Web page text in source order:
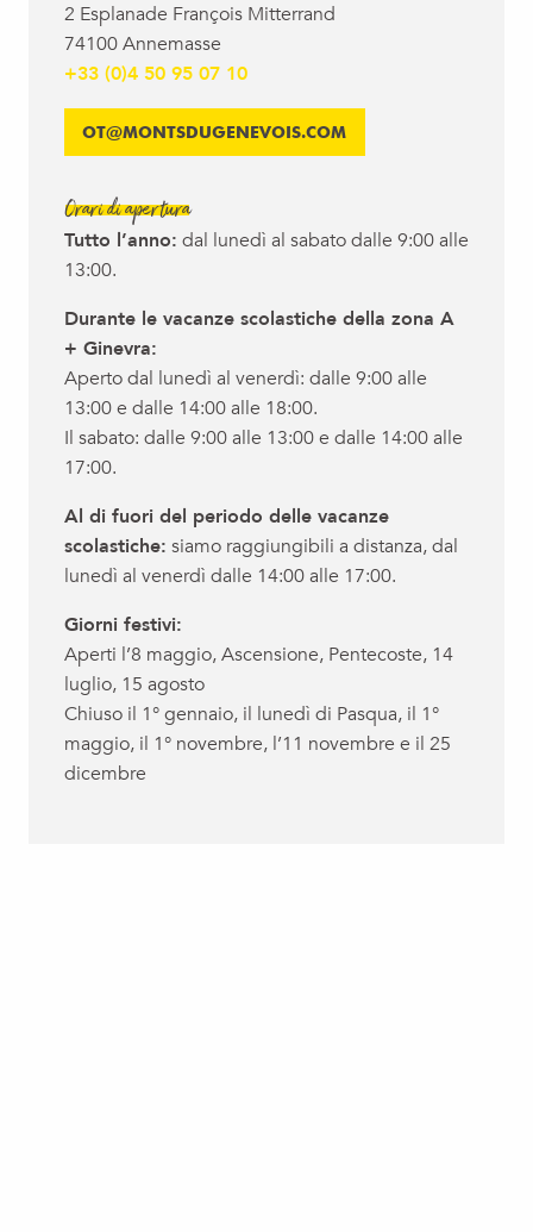
2 Esplanade François Mitterrand
74100 Annemasse
+33 (0)4 50 95 07 10
OT@MONTSDUGENEVOIS.COM
Orari di apertura
Tutto l’anno: dal lunedì al sabato dalle 9:00 alle
13:00.
Durante le vacanze scolastiche della zona A
+ Ginevra:
Aperto dal lunedì al venerdì: dalle 9:00 alle
13:00 e dalle 14:00 alle 18:00.
Il sabato: dalle 9:00 alle 13:00 e dalle 14:00 alle
17:00.
Al di fuori del periodo delle vacanze
scolastiche: siamo raggiungibili a distanza, dal
lunedì al venerdì dalle 14:00 alle 17:00.
Giorni festivi:
Aperti l’8 maggio, Ascensione, Pentecoste, 14
luglio, 15 agosto
Chiuso il 1° gennaio, il lunedì di Pasqua, il 1°
maggio, il 1° novembre, l’11 novembre e il 25
dicembre